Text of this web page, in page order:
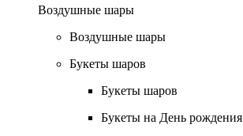
Воздушные шары
Воздушные шары
Букеты шаров
Букеты шаров
Букеты на День рождения